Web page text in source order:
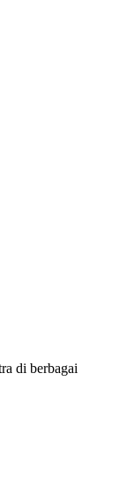
di berbagai